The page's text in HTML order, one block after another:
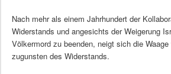
Nach mehr als einem Jahrhundert der
Widerstands und angesichts der Weigerung
Völkermord zu beenden, neigt sich die
zugunsten des Widerstands.